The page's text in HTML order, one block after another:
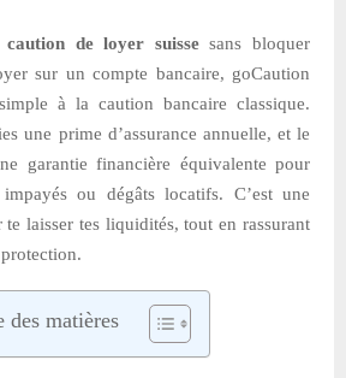
caution de loyer suissesans bloquer
sur un compte bancaire, goCaution
à la caution bancaire classique.
une prime d’assurance annuelle, et le
garantie financière équivalente pour
ou dégâts locatifs. C’est une
laisser tes liquidités, tout en rassurant
des matières